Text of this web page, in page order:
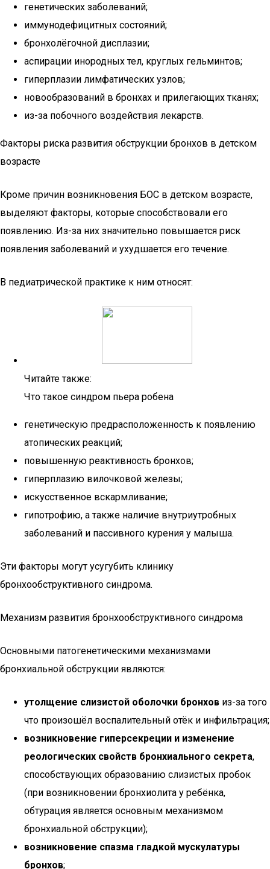
генетических заболеваний;
иммунодефицитных состояний;
бронхолёгочной дисплазии;
аспирации инородных тел, круглых гельминтов;
гиперплазии лимфатических узлов;
новообразований в бронхах и прилегающих тканях;
из-за побочного воздействия лекарств.
Факторы риска развития обструкции бронхов в детском
возрасте
Кроме причин возникновения БОС в детском возрасте,
выделяют факторы, которые способствовали его
появлению. Из-за них значительно повышается риск
появления заболеваний и ухудшается его течение.
В педиатрической практике к ним относят:
Читайте также:
Что такое синдром пьера робена
генетическую предрасположенность к появлению
атопических реакций;
повышенную реактивность бронхов;
гиперплазию вилочковой железы;
искусственное вскармливание;
гипотрофию, а также наличие внутриутробных
заболеваний и пассивного курения у малыша.
Эти факторы могут усугубить клинику
бронхообструктивного синдрома.
Механизм развития бронхообструктивного синдрома
Основными патогенетическими механизмами
бронхиальной обструкции являются:
утолщение слизистой оболочки бронхов из-за того
что произошёл воспалительный отёк и инфильтрация;
возникновение гиперсекреции и изменение
реологических свойств бронхиального секрета,
способствующих образованию слизистых пробок
(при возникновении бронхиолита у ребёнка,
обтурация является основным механизмом
бронхиальной обструкции);
возникновение спазма гладкой мускулатуры
бронхов;